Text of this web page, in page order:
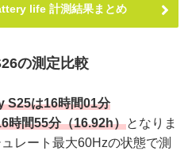
life 計測結果まとめ
の測定比較
S25は16時間01分
時間55分（16.92h）となりま
レート最大60Hzの状態で測